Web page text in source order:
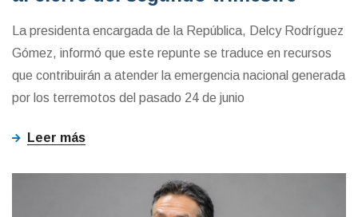
La presidenta encargada de la República, Delcy Rodríguez
Gómez, informó que este repunte se traduce en recursos
que contribuirán a atender la emergencia nacional generada
por los terremotos del pasado 24 de junio
Leer más